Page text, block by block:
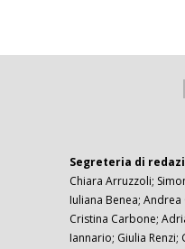
Segreteria di
Chiara Arruzzoli;
Iuliana Benea;
Cristina Carbone;
Iannario; Giulia Renzi;